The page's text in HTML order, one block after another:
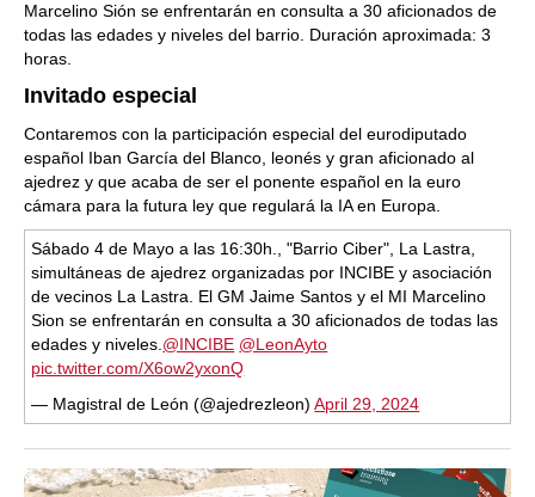
Marcelino Sión se enfrentarán en consulta a 30 aficionados de
todas las edades y niveles del barrio. Duración aproximada: 3
horas.
Invitado especial
Contaremos con la participación especial del eurodiputado
español Iban García del Blanco, leonés y gran aficionado al
ajedrez y que acaba de ser el ponente español en la euro
cámara para la futura ley que regulará la IA en Europa.
Sábado 4 de Mayo a las 16:30h., "Barrio Ciber", La Lastra,
simultáneas de ajedrez organizadas por INCIBE y asociación
de vecinos La Lastra. El GM Jaime Santos y el MI Marcelino
Sion se enfrentarán en consulta a 30 aficionados de todas las
edades y niveles.@INCIBE @LeonAyto
pic.twitter.com/X6ow2yxonQ
— Magistral de León (@ajedrezleon)April 29, 2024